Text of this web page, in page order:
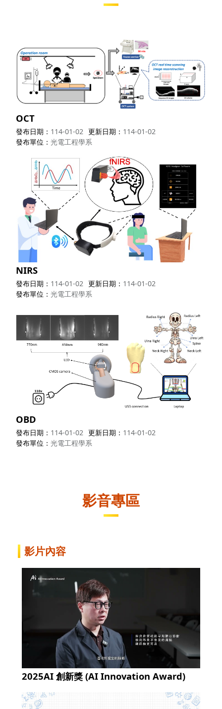
OCT
發布日期 114-01-02 更新日期
114-01-02
發布單位
光電工程學系
NIRS
發布日期 114-01-02 更新日期
114-01-02
發布單位
光電工程學系
OBD
發布日期 114-01-02 更新日期
114-01-02
發布單位
光電工程學系
影音專區
影片內容
2025AI 創新獎 (AI Innovation Award)